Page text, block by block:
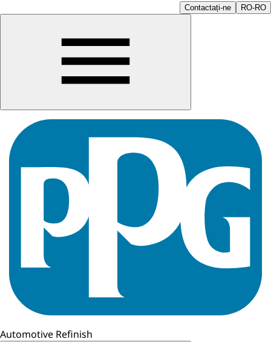
Contactați-ne RO-RO
Automotive Refinish